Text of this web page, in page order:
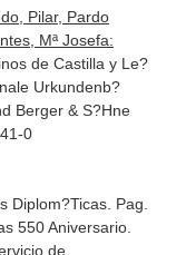
Pilar, Pardo
Mª Josefa:
de Castilla y Le?
Urkundenb?
Berger & S?Hne
0
Diplom?Ticas. Pag.
550 Aniversario.
de